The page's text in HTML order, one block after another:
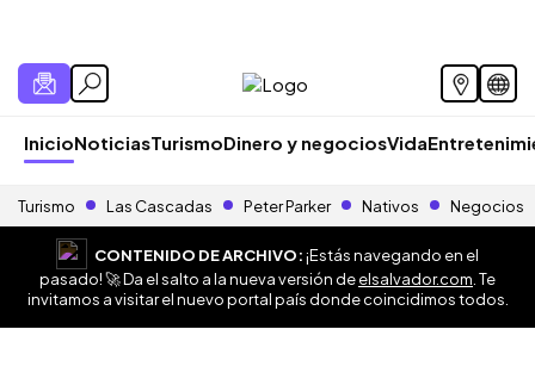
InicioNoticiasTurismoDinero y negociosVida
Turismo Las Cascadas Peter Parker Nativos Negocios
CONTENIDO DE ARCHIVO:¡Estás navegando en el
pasado! 🚀 Da el salto a la nueva versión deelsalvador.com . Te
invitamos a visitar el nuevo portal país donde coincidimos todos.